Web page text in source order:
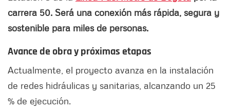
carrera 50. Será una conexión más rápida, segura y
sostenible para miles de personas.
Avance de obra y próximas etapas
Actualmente, el proyecto avanza en la instalación
de redes hidráulicas y sanitarias, alcanzando un 25
% de ejecución.